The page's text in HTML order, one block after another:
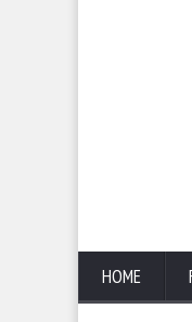
HOME